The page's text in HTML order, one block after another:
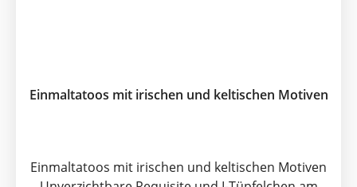
Einmaltatoos mit irischen und keltischen Motiven
Einmaltatoos mit irischen und keltischen Motiven